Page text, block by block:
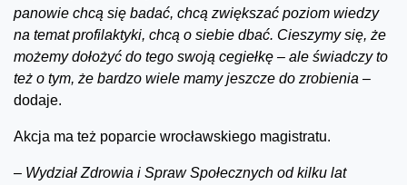
panowie chcą się badać, chcą zwiększać poziom wiedzy
na temat profilaktyki, chcą o siebie dbać. Cieszymy się, że
możemy dołożyć do tego swoją cegiełkę – ale świadczy to
też o tym, że bardzo wiele mamy jeszcze do zrobienia –
dodaje.
Akcja ma też poparcie wrocławskiego magistratu.
– Wydział Zdrowia i Spraw Społecznych od kilku lat